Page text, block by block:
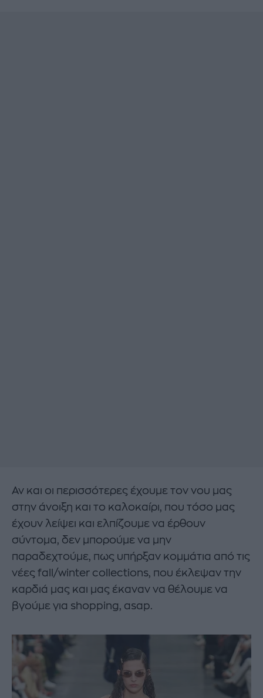
Αν και οι περισσότερες έχουμε τον νου μας
στην άνοιξη και το καλοκαίρι, που τόσο μας
έχουν λείψει και ελπίζουμε να έρθουν
σύντομα, δεν μπορούμε να μην
παραδεχτούμε, πως υπήρξαν κομμάτια από τις
νέες fall/winter collections, που έκλεψαν την
καρδιά μας και μας έκαναν να θέλουμε να
βγούμε για shopping, asap.